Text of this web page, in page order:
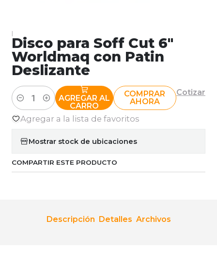
|
Disco para Soff Cut 6"
Worldmaq con Patin
Deslizante
Cantidad
AGREGAR AL
CARRO
COMPRAR
AHORA
Cotizar
Agregar a la lista de favoritos
Mostrar stock de ubicaciones
COMPARTIR ESTE PRODUCTO
Descripción Detalles Archivos